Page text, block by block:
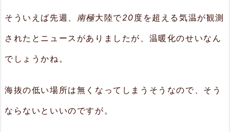
そういえば先週、 南極大陸で20 度を超える気温が観測
されたとニュースがありましたが、温暖化のせいなん
でしょうかね。
海抜の低い場所は無くなってしまうそうなので、そう
ならないといいのですが。